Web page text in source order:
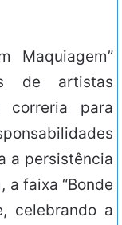
Maquiagem”
de artistas
correria para
a persistência
a faixa “Bonde
celebrando a